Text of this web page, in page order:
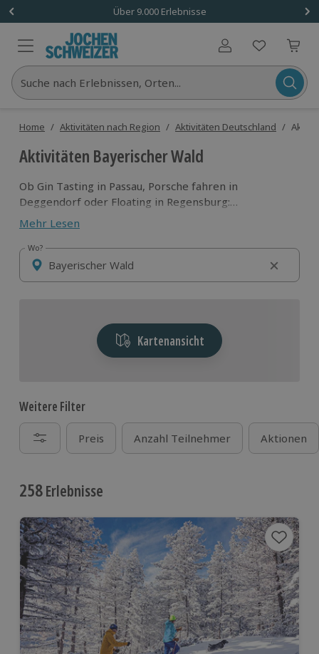
Über 9.000 Erlebnisse
Benutzerkonto
Suche nach Erlebnissen, Orten...
Home / Aktivitäten nach Region / Aktivitäten Deutschland /
Aktivitäten Bayerischer Wald
Ob Gin Tasting in Passau, Porsche fahren in
Deggendorf oder Floating in Regensburg:
Der Bayerische Wald hat nicht nur eine der schönsten
Naturlandschaften, sondern auch jede Menge
Aktivitäten für mehr Abwechslung vom Alltag zu
bieten! Stürze dich in ein Abenteuer mit unseren
Erlebnissen im Bayerischen Wald!
Mehr Lesen
Wo?
Wo?
Kartenansicht
Weitere Filter
Preis Anzahl Teilnehmer Aktionen
258Erlebnisse